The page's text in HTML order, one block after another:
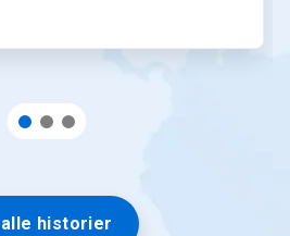
historier